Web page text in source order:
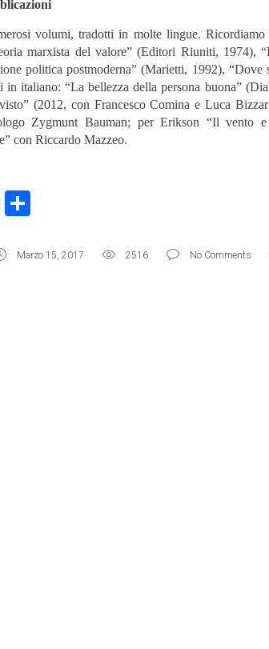
volumi, tradotti in molte lingue.
marxista del valore” (Editori Riuniti, 1974),
politica postmoderna” (Marietti, 1992),
italiano: “La bellezza della persona buona”
(2012, con Francesco Comina e Luca
Zygmunt Bauman; per Erikson “Il vento
con Riccardo Mazzeo.
WhatsApp
Marzo 15, 2017 2516 No Comments